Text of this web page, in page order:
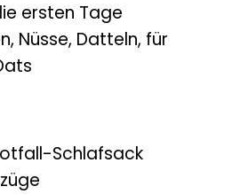
ersten Tage
Nüsse, Datteln, für
Schlafsack